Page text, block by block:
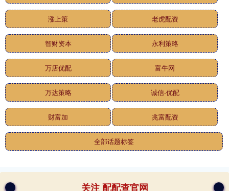
涨上策 老虎配资
智财资本 永利策略
万店优配 富牛网
万达策略 诚信-优配
财富加 兆富配资
全部话题标签
关注 配配查官网